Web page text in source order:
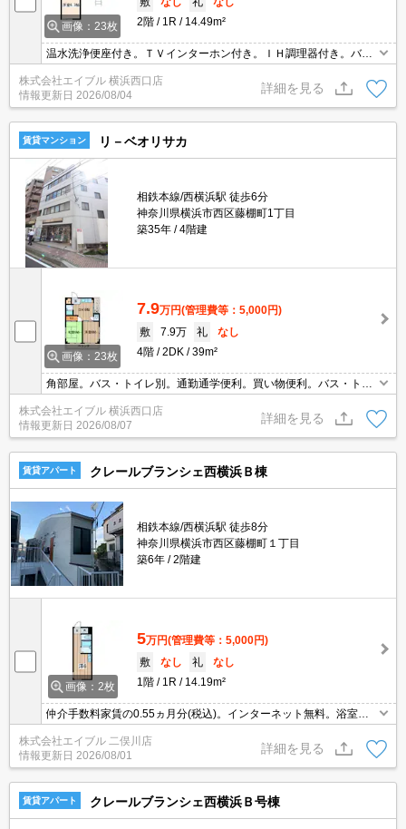
画像：23枚
2階
1R 14.49m²
温水洗浄便座付き。ＴＶインターホン付き。ＩＨ調理器付き。バ
ス・トイレ別。エアコン付き。オンライン接客相談可。オンライン
内見相談可。住環境、あなたの目でお確かめください。
株式会社エイブル 横浜西口店
情報更新日 2026/08/04
詳細を見る
賃貸マンション リ－ベオリサカ
相鉄本線/西横浜駅 徒歩6分
神奈川県横浜市西区藤棚町1丁目
築35年
4階建
画像：23枚
7.9万円(管理費等：5,000円)
敷
7.9万 礼
なし
4階
2DK 39m²
角部屋。バス・トイレ別。通勤通学便利。買い物便利。バス・トイ
レ別。礼金なし。日当たり良好！心地よい室内環境！。角部屋。経
済的な都市ガス使用。駅近。TVインターホン付き。シューズボック
ス付き。
株式会社エイブル 横浜西口店
情報更新日 2026/08/07
詳細を見る
賃貸アパート クレールブランシェ西横浜Ｂ棟
相鉄本線/西横浜駅 徒歩8分
神奈川県横浜市西区藤棚町１丁目
築6年
2階建
画像：2枚
5万円(管理費等：5,000円)
敷
なし 礼
なし
1階
1R 14.19m²
仲介手数料家賃の0.55ヵ月分(税込)。インターネット無料。浴室乾
燥機付。温水洗浄便座付き。フリーレント1ヶ月。退去時、ルーム
クリーニング料金49,500円。鍵交換費33,000円。
株式会社エイブル 二俣川店
情報更新日 2026/08/01
詳細を見る
賃貸アパート クレールブランシェ西横浜Ｂ号棟